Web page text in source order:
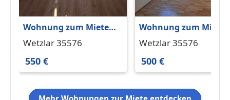
Wohnung zum Mieten
in Wetzlar 550 € 36 m²
Wetzlar 35576
550 €
Wohnung zum Mieten
in Wetzlar 500 € 30 m²
Wetzlar 35576
500 €